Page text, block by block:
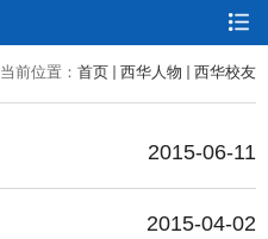
当前位置： 首页 西华人物 西华校友
2015-06-11
2015-04-02